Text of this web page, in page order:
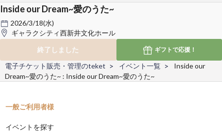
Inside our Dream~愛のうた~
2026/3/18(水)
ギャラクシティ西新井文化ホール
終了しました
ギフトで応援！
電子チケット販売・管理のteket イベント一覧
Inside our
Dream~愛のうた~ : Inside our Dream~愛のうた~
一般ご利用者様
イベントを探す